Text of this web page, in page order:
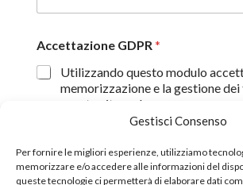
Gestisci Consenso
Per fornire le migliori esperienze, utilizziamo
memorizzare e/o accedere alle informazioni del
queste tecnologie ci permetterà di elaborare dati
Accettazione GDPR *
Utilizzando questo modulo
memorizzazione e la gestione
questo sito web.
Proseguendo, dichiaro di aver preso